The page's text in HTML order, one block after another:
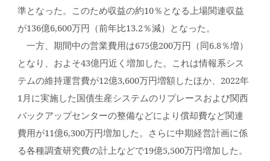
準となった。このため収益の約10％となる上場関連収益
が136億6,600万円（前年比13.2％減）となった。
一方、期間中の営業費用は675億200万円（同6.8％増）
となり、およそ43億円近く増加した。これは情報系シス
テムの維持運営費が12億3,600万円増額したほか、2022年
1月に実施した国債生産システムのリプレースおよび関西
バックアップセンターの整備などにより償却費など関連
費用が11億6,300万円増加した。さらに中期経営計画に係
る各種調査研究費の計上などで19億5,500万円増加した。